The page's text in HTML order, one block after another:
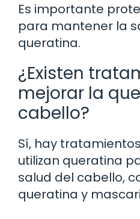
Es importante
para mantener la
queratina.
¿Existen
mejorar la
cabello?
Sí, hay
utilizan queratina
salud del cabello,
queratina y